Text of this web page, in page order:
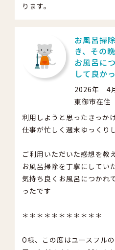
ります。
お風呂掃
き、その
お風呂に
して良か
2026年 4
東御市在
利用しようと思ったきっか
仕事が忙しく週末ゆっくり
ご利用いただいた感想を教
お風呂掃除を丁寧にしてい
気持ち良くお風呂につかれ
ったです
＊＊＊＊＊＊＊＊＊＊＊
O様、この度はユースフル